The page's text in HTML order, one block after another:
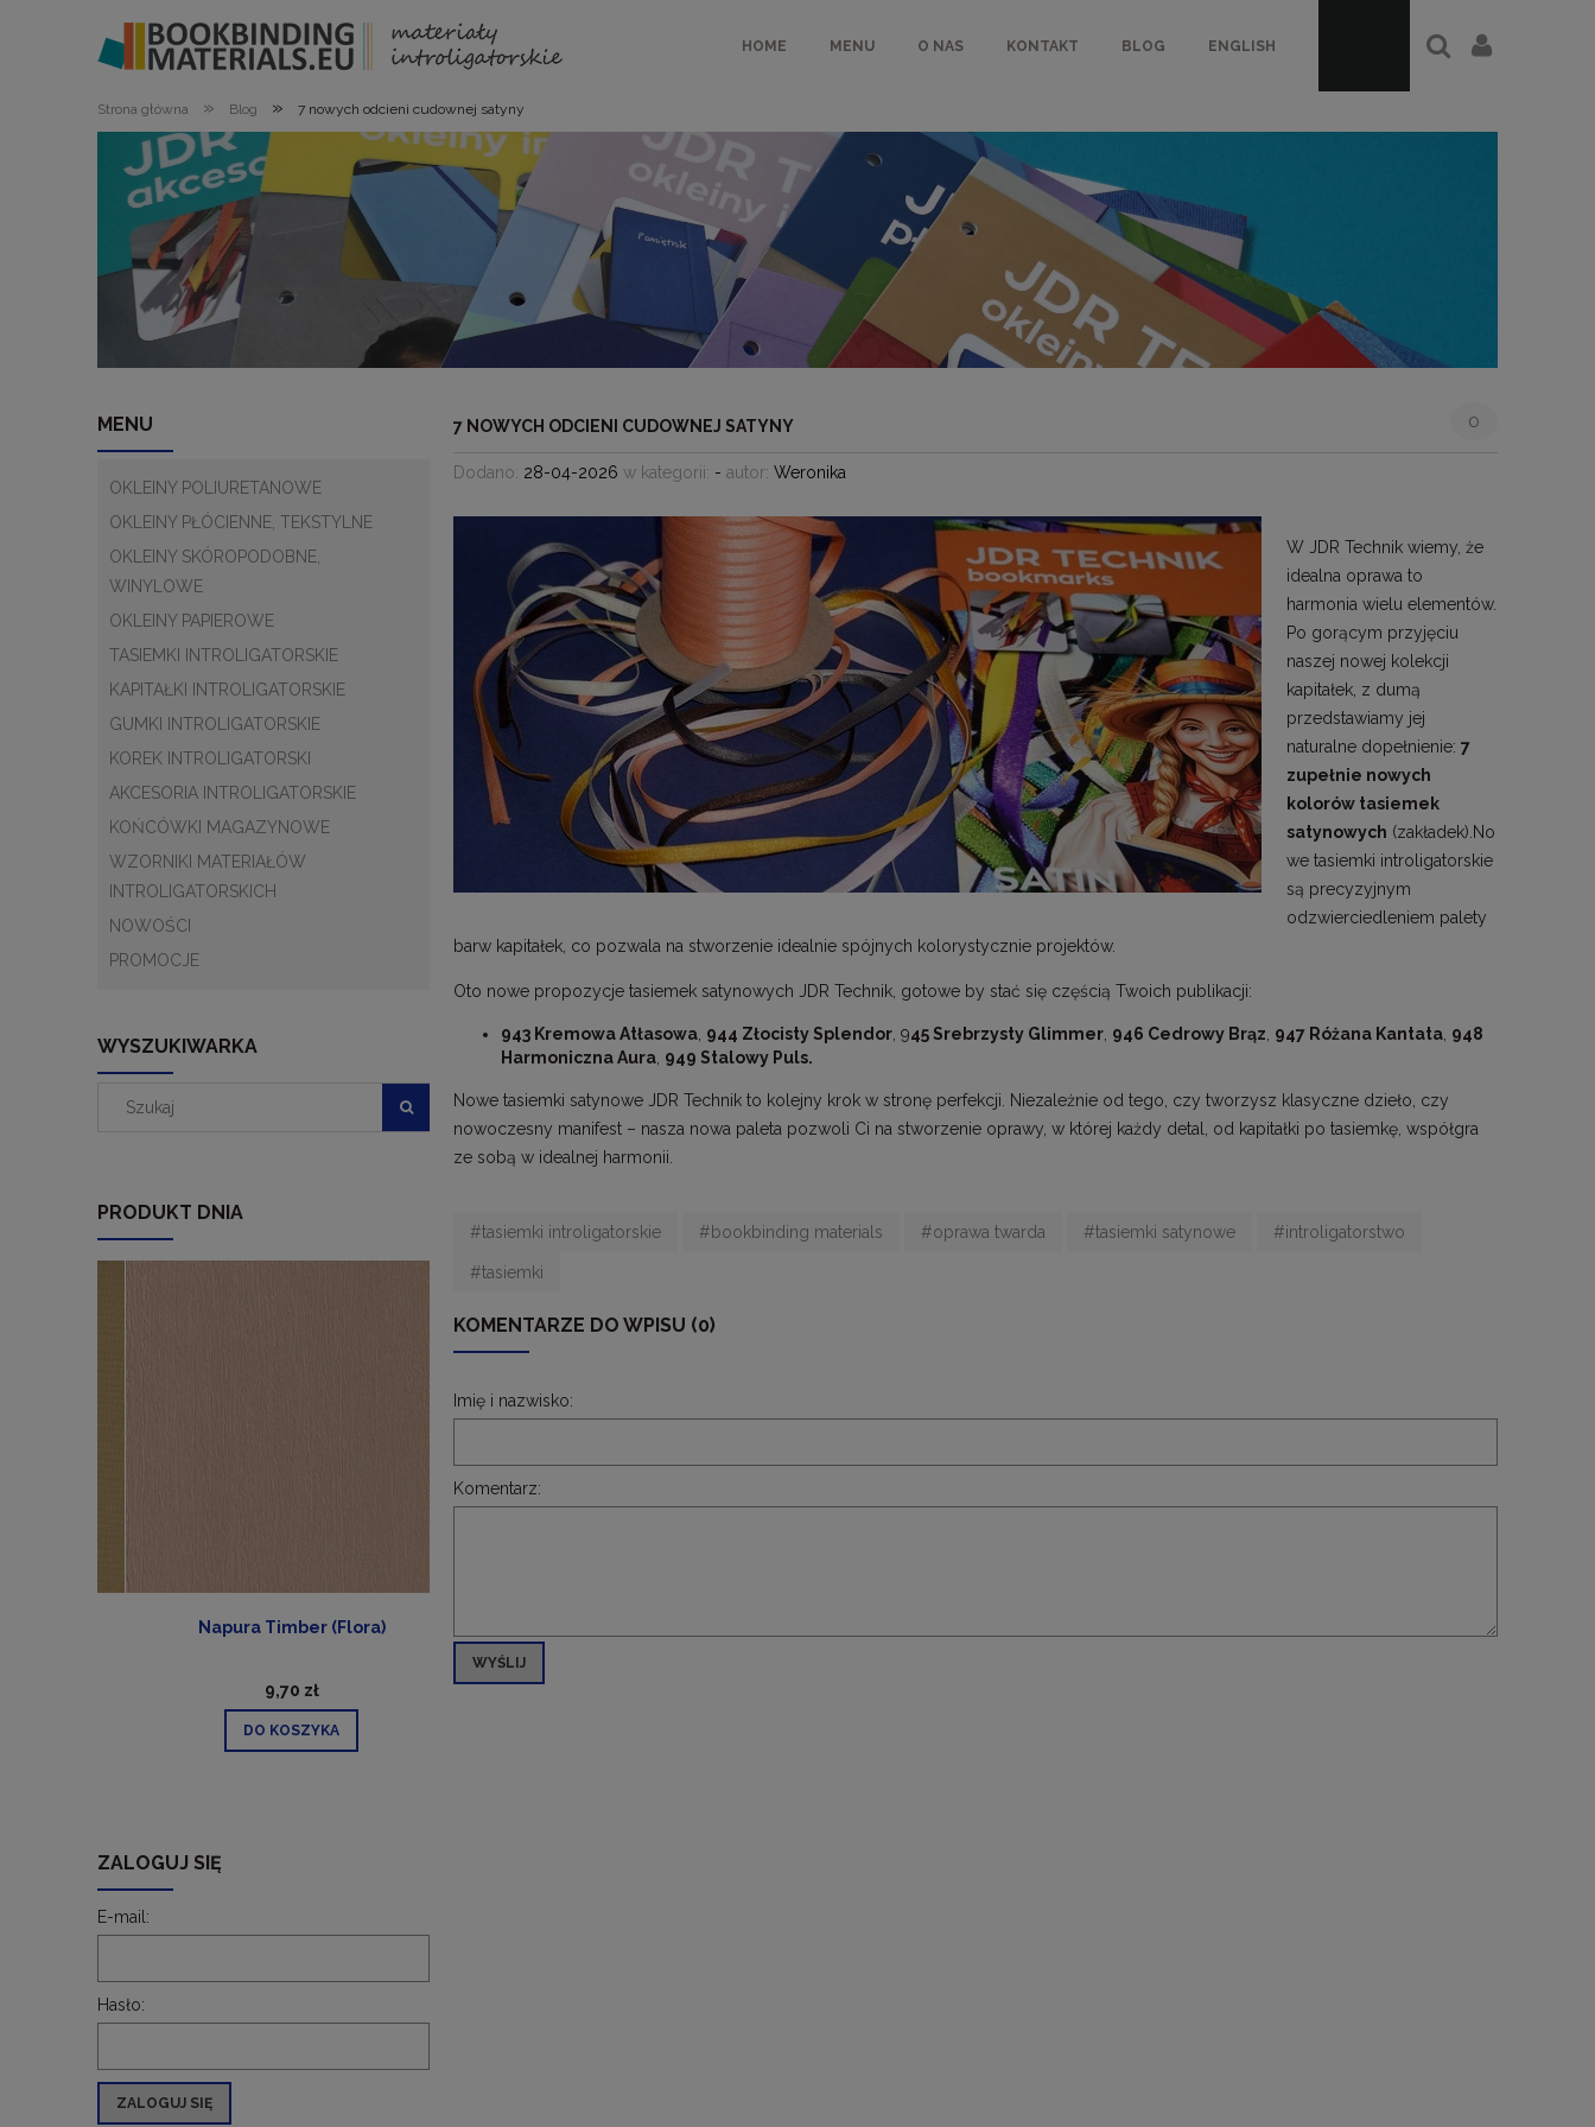
HOME MENU O NAS KONTAKT BLOG ENGLISH
Strona główna » Blog » 7 nowych odcieni cudownej satyny
MENU
OKLEINY POLIURETANOWE
OKLEINY PŁÓCIENNE, TEKSTYLNE
OKLEINY SKÓROPODOBNE,
WINYLOWE
OKLEINY PAPIEROWE
TASIEMKI INTROLIGATORSKIE
KAPITAŁKI INTROLIGATORSKIE
GUMKI INTROLIGATORSKIE
KOREK INTROLIGATORSKI
AKCESORIA INTROLIGATORSKIE
KOŃCÓWKI MAGAZYNOWE
WZORNIKI MATERIAŁÓW
INTROLIGATORSKICH
NOWOŚCI
PROMOCJE
WYSZUKIWARKA
PRODUKT DNIA
Napura Timber (Flora)
9,70 zł
DO KOSZYKA
ZALOGUJ SIĘ
E-mail:
Hasło:
ZALOGUJ SIĘ
7 NOWYCH ODCIENI CUDOWNEJ SATYNY 0
Dodano: 28-04-2026 w kategorii: - autor: Weronika
W JDR Technik wiemy, że
idealna oprawa to
harmonia wielu elementów.
Po gorącym przyjęciu
naszej nowej kolekcji
kapitałek, z dumą
przedstawiamy jej
naturalne dopełnienie: 7
zupełnie nowych
kolorów tasiemek
satynowych (zakładek).No
we tasiemki introligatorskie
są precyzyjnym
odzwierciedleniem palety
barw kapitałek, co pozwala na stworzenie idealnie spójnych kolorystycznie projektów.
Oto nowe propozycje tasiemek satynowych JDR Technik, gotowe by stać się częścią Twoich publikacji:
943 Kremowa Atłasowa 944 Złocisty Splendor , 945 Srebrzysty Glimmer 946 Cedrowy Brąz 947 Różana Kantata 948
Harmoniczna Aura 949 Stalowy Puls.
Nowe tasiemki satynowe JDR Technik to kolejny krok w stronę perfekcji. Niezależnie od tego, czy tworzysz klasyczne dzieło, czy
nowoczesny manifest – nasza nowa paleta pozwoli Ci na stworzenie oprawy, w której każdy detal, od kapitałki po tasiemkę, współgra
ze sobą w idealnej harmonii.
#tasiemki introligatorskie #bookbinding materials #oprawa twarda #tasiemki satynowe #introligatorstwo
#tasiemki
KOMENTARZE DO WPISU (0)
Imię i nazwisko:
Komentarz:
WYŚLIJ